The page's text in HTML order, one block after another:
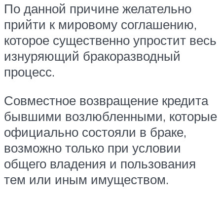
По данной причине желательно
прийти к мировому соглашению,
которое существенно упростит весь
изнуряющий бракоразводный
процесс.
Совместное возвращение кредита
бывшими возлюбленными, которые
официально состояли в браке,
возможно только при условии
общего владения и пользования
тем или иным имуществом.